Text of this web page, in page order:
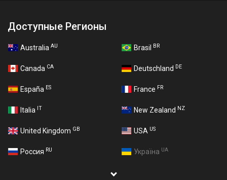
Доступные Регионы
Australia AU Brasil BR
Canada CA Deutschland DE
España ES France FR
Italia IT New Zealand NZ
United Kingdom GB USA US
Россия RU Україна UA